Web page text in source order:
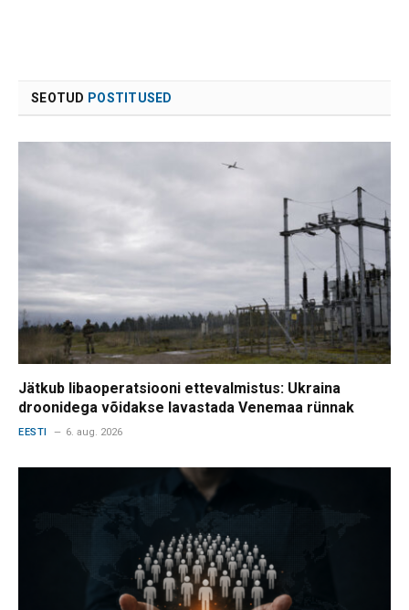
SEOTUD POSTITUSED
Jätkub libaoperatsiooni ettevalmistus: Ukraina
droonidega võidakse lavastada Venemaa rünnak
EESTI 6. aug. 2026